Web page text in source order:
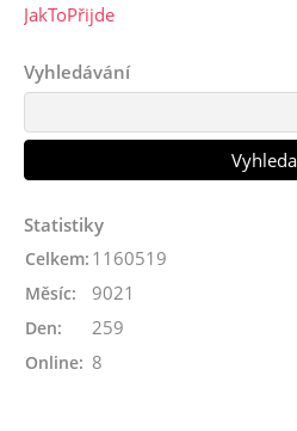
JakToPřijde
Vyhledávání
Statistiky
Online: 8
Celkem: 1160519
Měsíc: 9021
Den: 259